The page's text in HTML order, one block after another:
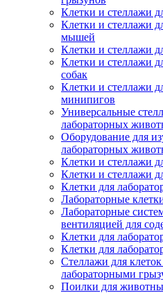
Клетки и стеллажи
Клетки и стеллажи
мышей
Клетки и стеллажи
Клетки и стеллажи
собак
Клетки и стеллажи
минипигов
Универсальные
лабораторных
Оборудование для
лабораторных
Клетки и стеллажи
Клетки и стеллажи
Клетки для
Лабораторные
Лабораторные
вентиляцией для
Клетки для
Клетки для
Стеллажи для
лабораторными
Поилки для